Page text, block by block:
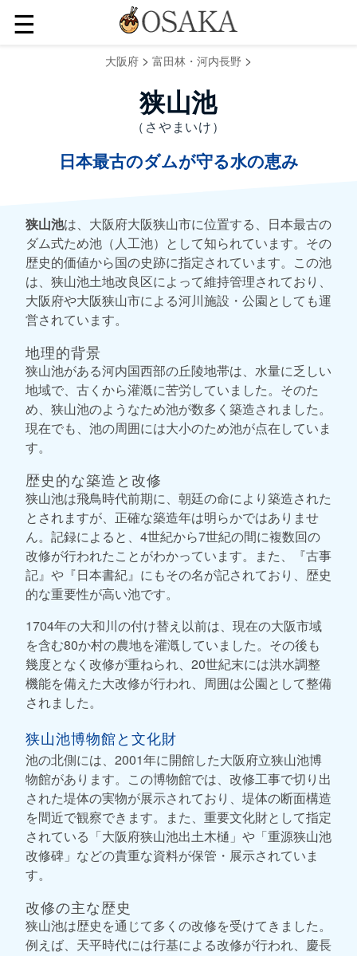
☰
大阪府 > 富田林・河内長野 >
狭山池
（さやまいけ）
日本最古のダムが守る水の恵み
狭山池は、大阪府大阪狭山市に位置する、日本最古の
ダム式ため池（人工池）として知られています。その
歴史的価値から国の史跡に指定されています。この池
は、狭山池土地改良区によって維持管理されており、
大阪府や大阪狭山市による河川施設・公園としても運
営されています。
地理的背景
狭山池がある河内国西部の丘陵地帯は、水量に乏しい
地域で、古くから灌漑に苦労していました。そのた
め、狭山池のようなため池が数多く築造されました。
現在でも、池の周囲には大小のため池が点在していま
す。
歴史的な築造と改修
狭山池は飛鳥時代前期に、朝廷の命により築造された
とされますが、正確な築造年は明らかではありませ
ん。記録によると、4世紀から7世紀の間に複数回の
改修が行われたことがわかっています。また、『古事
記』や『日本書紀』にもその名が記されており、歴史
的な重要性が高い池です。
1704年の大和川の付け替え以前は、現在の大阪市域
を含む80か村の農地を灌漑していました。その後も
幾度となく改修が重ねられ、20世紀末には洪水調整
機能を備えた大改修が行われ、周囲は公園として整備
されました。
狭山池博物館と文化財
池の北側には、2001年に開館した大阪府立狭山池博
物館があります。この博物館では、改修工事で切り出
された堤体の実物が展示されており、堤体の断面構造
を間近で観察できます。また、重要文化財として指定
されている「大阪府狭山池出土木樋」や「重源狭山池
改修碑」などの貴重な資料が保管・展示されていま
す。
改修の主な歴史
狭山池は歴史を通じて多くの改修を受けてきました。
例えば、天平時代には行基による改修が行われ、慶長